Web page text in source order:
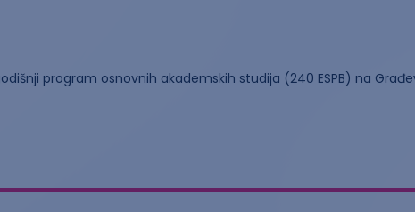
program osnovnih akademskih studija (240 ESPB) na